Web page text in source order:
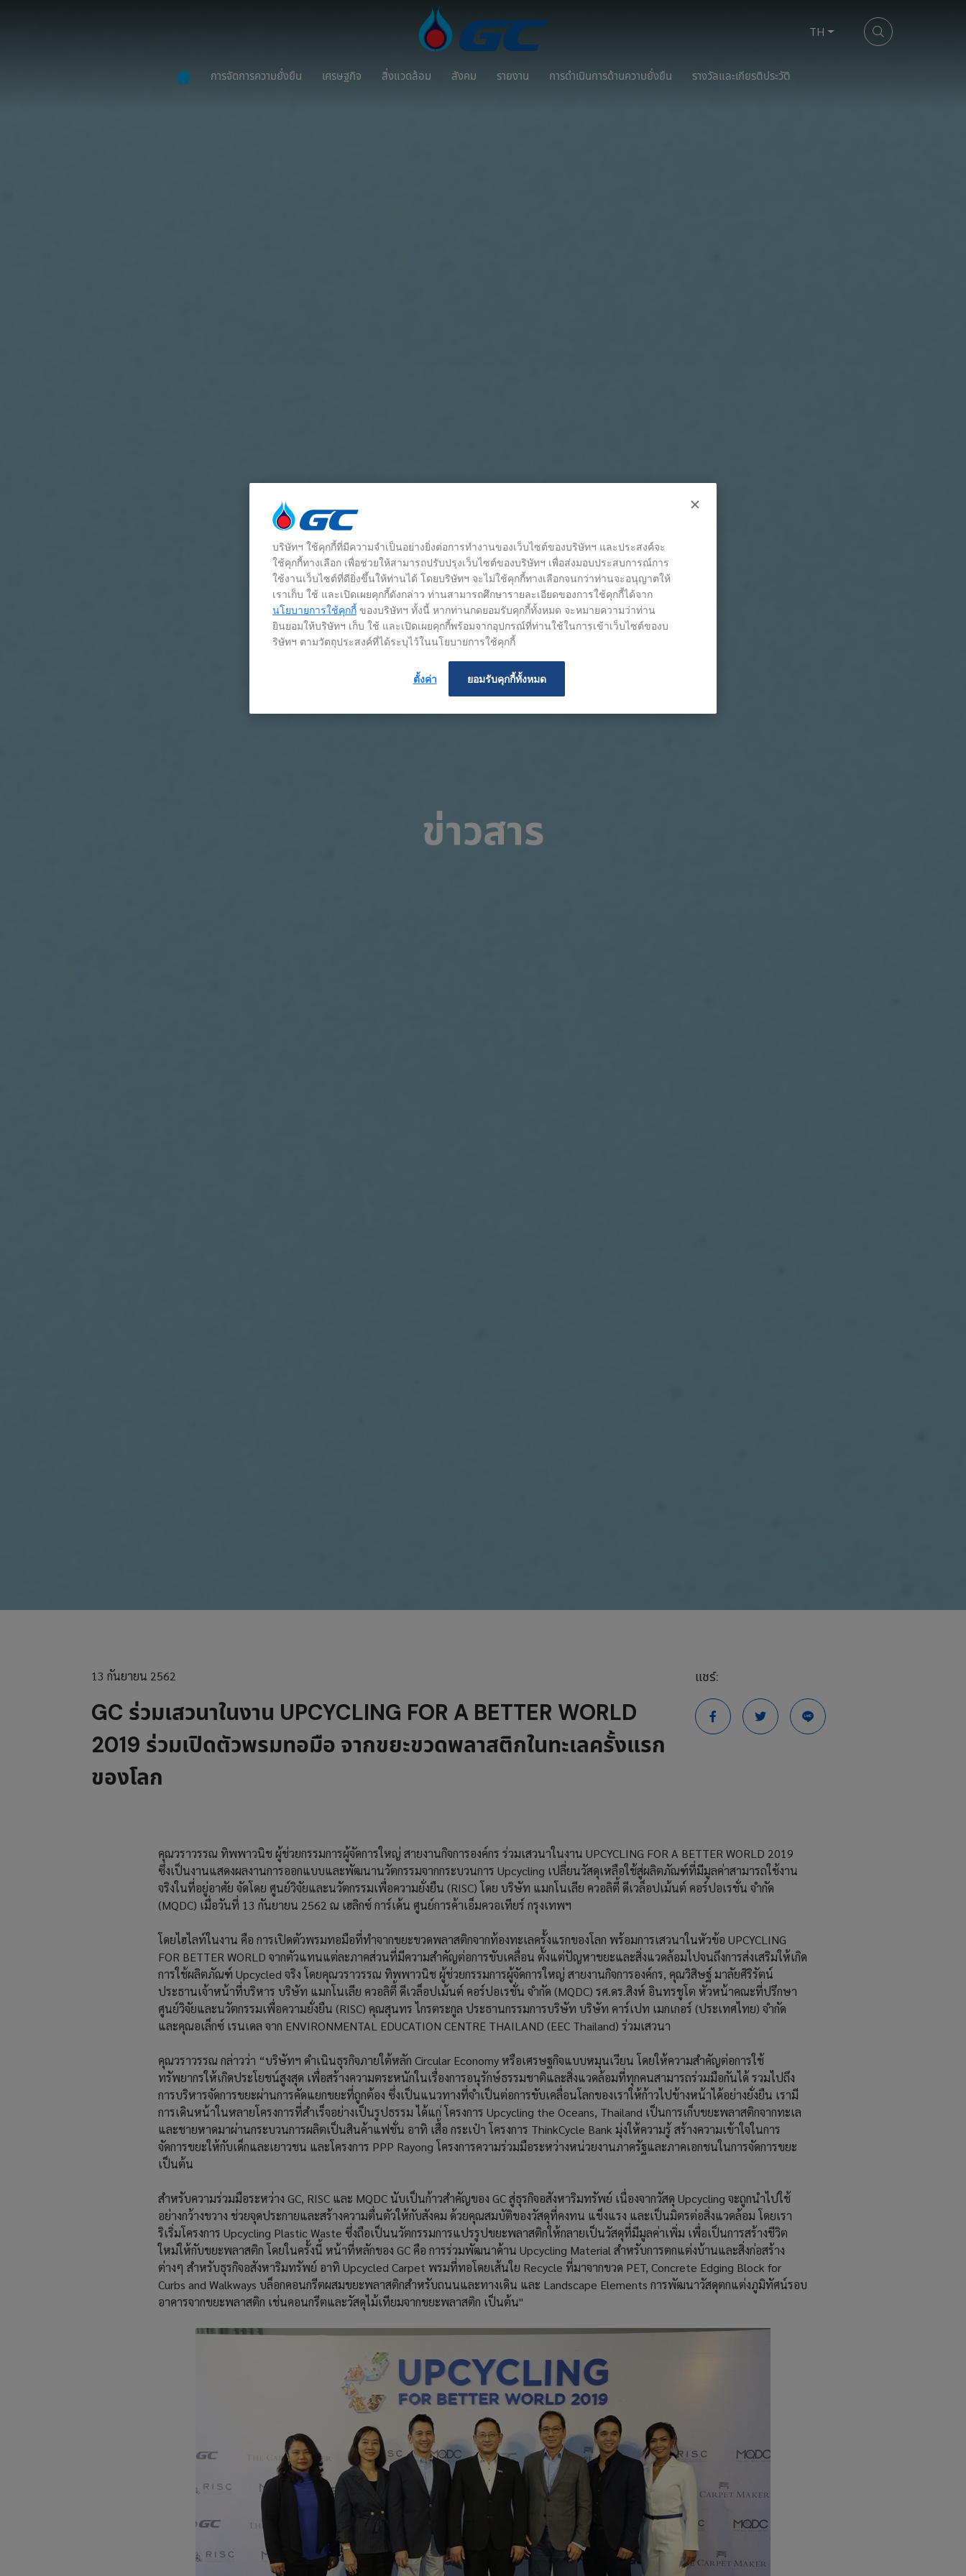
TH
การจัดการความยั่งยืน เศรษฐกิจ สิ่งแวดล้อม สังคม รายงาน การดำเนินการด้านความยั่งยืน รางวัลและเกียรติประวัติ
ข่าวสาร
13 กันยายน 2562
GC ร่วมเสวนาในงาน UPCYCLING FOR A BETTER WORLD
2019 ร่วมเปิดตัวพรมทอมือ จากขยะขวดพลาสติกในทะเลครั้งแรก
ของโลก
แชร์:
คุณวราวรรณ ทิพพาวนิช ผู้ช่วยกรรมการผู้จัดการใหญ่ สายงานกิจการองค์กร ร่วมเสวนาในงาน UPCYCLING FOR A BETTER WORLD 2019
ซึ่งเป็นงานแสดงผลงานการออกแบบและพัฒนานวัตกรรมจากกระบวนการ Upcycling เปลี่ยนวัสดุเหลือใช้สู่ผลิตภัณฑ์ที่มีมูลค่าสามารถใช้งาน
จริงในที่อยู่อาศัย จัดโดย ศูนย์วิจัยและนวัตกรรมเพื่อความยั่งยืน (RISC) โดย บริษัท แมกโนเลีย ควอลิตี้ ดีเวล็อปเม้นต์ คอร์ปอเรชั่น จำกัด
(MQDC) เมื่อวันที่ 13 กันยายน 2562 ณ เฮลิกซ์ การ์เด้น ศูนย์การค้าเอ็มควอเทียร์ กรุงเทพฯ
โดยไฮไลท์ในงาน คือ การเปิดตัวพรมทอมือที่ทำจากขยะขวดพลาสติกจากท้องทะเลครั้งแรกของโลก พร้อมการเสวนาในหัวข้อ UPCYCLING
FOR BETTER WORLD จากตัวแทนแต่ละภาคส่วนที่มีความสำคัญต่อการขับเคลื่อน ตั้งแต่ปัญหาขยะและสิ่งแวดล้อมไปจนถึงการส่งเสริมให้เกิด
การใช้ผลิตภัณฑ์ Upcycled จริง โดยคุณวราวรรณ ทิพพาวนิช ผู้ช่วยกรรมการผู้จัดการใหญ่ สายงานกิจการองค์กร, คุณวิสิษฐ์ มาลัยศิริรัตน์
ประธานเจ้าหน้าที่บริหาร บริษัท แมกโนเลีย ควอลิตี้ ดีเวล็อปเม้นต์ คอร์ปอเรชั่น จำกัด (MQDC) รศ.ดร.สิงห์ อินทรชูโต หัวหน้าคณะที่ปรึกษา
ศูนย์วิจัยและนวัตกรรมเพื่อความยั่งยืน (RISC) คุณสุนทร ไกรตระกูล ประธานกรรมการบริษัท บริษัท คาร์เปท เมกเกอร์ (ประเทศไทย) จำกัด
และคุณอเล็กซ์ เรนเดล จาก ENVIRONMENTAL EDUCATION CENTRE THAILAND (EEC Thailand) ร่วมเสวนา
คุณวราวรรณ กล่าวว่า “บริษัทฯ ดำเนินธุรกิจภายใต้หลัก Circular Economy หรือเศรษฐกิจแบบหมุนเวียน โดยให้ความสำคัญต่อการใช้
ทรัพยากรให้เกิดประโยชน์สูงสุด เพื่อสร้างความตระหนักในเรื่องการอนุรักษ์ธรรมชาติและสิ่งแวดล้อมที่ทุกคนสามารถร่วมมือกันได้ รวมไปถึง
การบริหารจัดการขยะผ่านการคัดแยกขยะที่ถูกต้อง ซึ่งเป็นแนวทางที่จำเป็นต่อการขับเคลื่อนโลกของเราให้ก้าวไปข้างหน้าได้อย่างยั่งยืน เรามี
การเดินหน้าในหลายโครงการที่สำเร็จอย่างเป็นรูปธรรม ได้แก่ โครงการ Upcycling the Oceans, Thailand เป็นการเก็บขยะพลาสติกจากทะเล
และชายหาดมาผ่านกระบวนการผลิตเป็นสินค้าแฟชั่น อาทิ เสื้อ กระเป๋า โครงการ ThinkCycle Bank มุ่งให้ความรู้ สร้างความเข้าใจในการ
จัดการขยะให้กับเด็กและเยาวชน และโครงการ PPP Rayong โครงการความร่วมมือระหว่างหน่วยงานภาครัฐและภาคเอกชนในการจัดการขยะ
เป็นต้น
สำหรับความร่วมมือระหว่าง GC, RISC และ MQDC นับเป็นก้าวสำคัญของ GC สู่ธุรกิจอสังหาริมทรัพย์ เนื่องจากวัสดุ Upcycling จะถูกนำไปใช้
อย่างกว้างขวาง ช่วยจุดประกายและสร้างความตื่นตัวให้กับสังคม ด้วยคุณสมบัติของวัสดุที่คงทน แข็งแรง และเป็นมิตรต่อสิ่งแวดล้อม โดยเรา
ริเริ่มโครงการ Upcycling Plastic Waste ซึ่งถือเป็นนวัตกรรมการแปรรูปขยะพลาสติกให้กลายเป็นวัสดุที่มีมูลค่าเพิ่ม เพื่อเป็นการสร้างชีวิต
ใหม่ให้กับขยะพลาสติก โดยในครั้งนี้ หน้าที่หลักของ GC คือ การร่วมพัฒนาด้าน Upcycling Material สำหรับการตกแต่งบ้านและสิ่งก่อสร้าง
ต่างๆ สำหรับธุรกิจอสังหาริมทรัพย์ อาทิ Upcycled Carpet พรมที่ทอโดยเส้นใย Recycle ที่มาจากขวด PET, Concrete Edging Block for
Curbs and Walkways บล็อกคอนกรีตผสมขยะพลาสติกสำหรับถนนและทางเดิน และ Landscape Elements การพัฒนาวัสดุตกแต่งภูมิทัศน์รอบ
อาคารจากขยะพลาสติก เช่นคอนกรีตและวัสดุไม้เทียมจากขยะพลาสติก เป็นต้น"
บริษัทฯ ใช้คุกกี้ที่มีความจำเป็นอย่างยิ่งต่อการทำงานของเว็บไซต์ของบริษัทฯ และประสงค์จะ
ใช้คุกกี้ทางเลือก เพื่อช่วยให้สามารถปรับปรุงเว็บไซต์ของบริษัทฯ เพื่อส่งมอบประสบการณ์การ
ใช้งานเว็บไซต์ที่ดียิ่งขึ้นให้ท่านได้ โดยบริษัทฯ จะไม่ใช้คุกกี้ทางเลือกจนกว่าท่านจะอนุญาตให้
เราเก็บ ใช้ และเปิดเผยคุกกี้ดังกล่าว ท่านสามารถศึกษารายละเอียดของการใช้คุกกี้ได้จาก
นโยบายการใช้คุกกี้ ของบริษัทฯ ทั้งนี้ หากท่านกดยอมรับคุกกี้ทั้งหมด จะหมายความว่าท่าน
ยินยอมให้บริษัทฯ เก็บ ใช้ และเปิดเผยคุกกี้พร้อมจากอุปกรณ์ที่ท่านใช้ในการเข้าเว็บไซต์ของบ
ริษัทฯ ตามวัตถุประสงค์ที่ได้ระบุไว้ในนโยบายการใช้คุกกี้
ตั้งค่า ยอมรับคุกกี้ทั้งหมด